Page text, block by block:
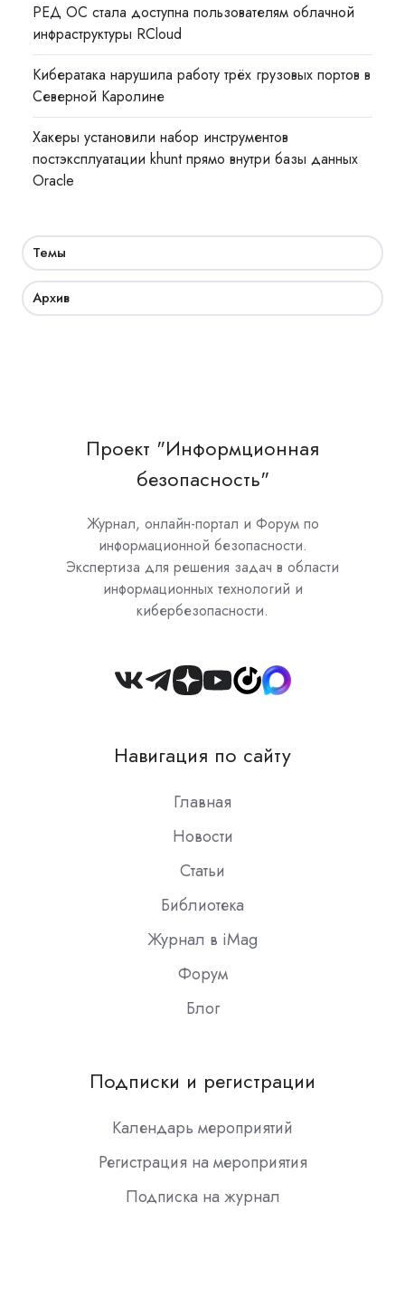
РЕД ОС стала доступна пользователям облачной
инфраструктуры RCloud
Кибератака нарушила работу трёх грузовых портов в
Северной Каролине
Хакеры установили набор инструментов
постэксплуатации khunt прямо внутри базы данных
Oracle
Темы
Архив
Проект "Информционная
безопасность"
Журнал, онлайн-портал и Форум по
информационной безопасности.
Экспертиза для решения задач в области
информационных технологий и
кибербезопасности.
Join
Slack
Навигация по сайту
Главная
Новости
Статьи
Библиотека
Журнал в iMag
Форум
Блог
Подписки и регистрации
Календарь мероприятий
Регистрация на мероприятия
Подписка на журнал